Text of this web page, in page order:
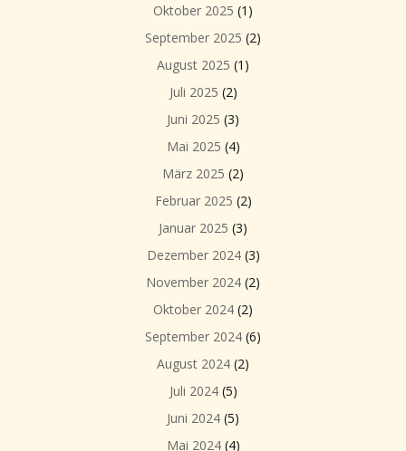
Oktober 2025 (1)
September 2025 (2)
August 2025 (1)
Juli 2025 (2)
Juni 2025 (3)
Mai 2025 (4)
März 2025 (2)
Februar 2025 (2)
Januar 2025 (3)
Dezember 2024(3)
November 2024 (2)
Oktober 2024 (2)
September 2024 (6)
August 2024 (2)
Juli 2024(5)
Juni 2024 (5)
Mai 2024(4)